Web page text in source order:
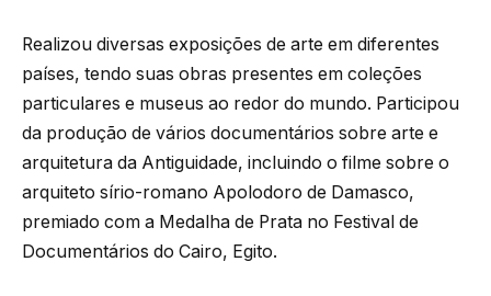
Realizou diversas exposições de arte em diferentes
países, tendo suas obras presentes em coleções
particulares e museus ao redor do mundo. Participou
da produção de vários documentários sobre arte e
arquitetura da Antiguidade, incluindo o filme sobre o
arquiteto sírio-romano Apolodoro de Damasco,
premiado com a Medalha de Prata no Festival de
Documentários do Cairo, Egito.